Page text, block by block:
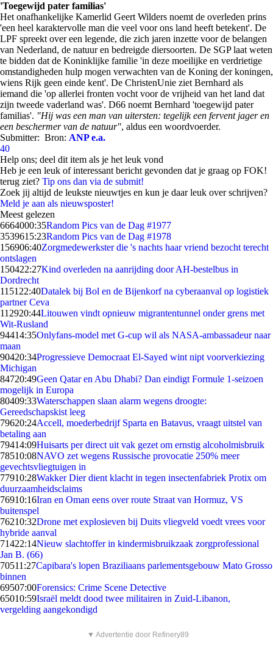
'Toegewijd pater familias'
Het onafhankelijke Kamerlid Geert Wilders noemt de overleden prins
'een heel karaktervolle man die veel voor ons land heeft betekent'. De
LPF spreekt over een legende, die zich jaren inzette voor de belangen
van Nederland, de natuur en bedreigde diersoorten. De SGP laat weten
te bidden dat de Koninklijke familie 'in deze moeilijke en verdrietige
omstandigheden hulp mogen verwachten van de Koning der koningen,
wiens Rijk geen einde kent'. De ChristenUnie ziet Bernhard als
iemand die 'op allerlei fronten vocht voor de vrijheid van het land dat
zijn tweede vaderland was'. D66 noemt Bernhard 'toegewijd pater
familias'. "Hij was een man van uitersten: tegelijk een fervent jager en
een beschermer van de natuur", aldus een woordvoerder.
Submitter: Bron: ANP e.a.
40
Help ons; deel dit item als je het leuk vond
Heb je een leuk of interessant bericht gevonden dat je graag op FOK!
terug ziet? Tip ons dan via de submit!
Zoek jij altijd de leukste nieuwtjes en kun je daar leuk over schrijven?
Meld je aan als nieuwsposter!
Meest gelezen
6664000:35Random Pics van de Dag #1977
3539615:23Random Pics van de Dag #1978
156906:40Zorgmedewerkster die 's nachts haar vriend bezocht terecht
ontslagen
150422:27Kind overleden na aanrijding door AH-bestelbus in
Dordrecht
1151 22:40Datalek bij Bol en de Bijenkorf na cyberaanval op logistiek
partner Ceva
112920:44Litouwen vindt opnieuw migrantentunnel onder grens met
Wit-Rusland
94414:35Onlyfans-model met G-cup wil als NASA-ambassadeur naar
maan
90420:34Progressieve Democraat El-Sayed wint nipt voorverkiezing
Michigan
84720:49Geen Qatar en Abu Dhabi? Dan eindigt Formule 1-seizoen
mogelijk in Europa
80409:33Waterschappen slaan alarm wegens droogte:
Gereedschapskist leeg
79620:24Accell, moederbedrijf Sparta en Batavus, vraagt uitstel van
betaling aan
79414:09Huisarts per direct uit vak gezet om ernstig alcoholmisbruik
78510:08NAVO zet wegens Russische provocatie 250% meer
gevechtsvliegtuigen in
77910:28Wakker Dier dient klacht in tegen insectenfabriek Protix om
duurzaamheidsclaims
76910:16Iran en Oman eens over route Straat van Hormuz, VS
buitenspel
76210:32Drone met explosieven bij Duits vliegveld voedt vrees voor
hybride aanval
71422:14Nieuw slachtoffer in kindermisbruikzaak zorgprofessional
Jan B. (66)
70511:27Capibara's lopen Braziliaans parlementsgebouw Mato Grosso
binnen
69507:00Forensics: Crime Scene Detective
65010:59Israël meldt dood twee militairen in Zuid-Libanon,
vergelding aangekondigd
▼ Advertentie door Refinery89